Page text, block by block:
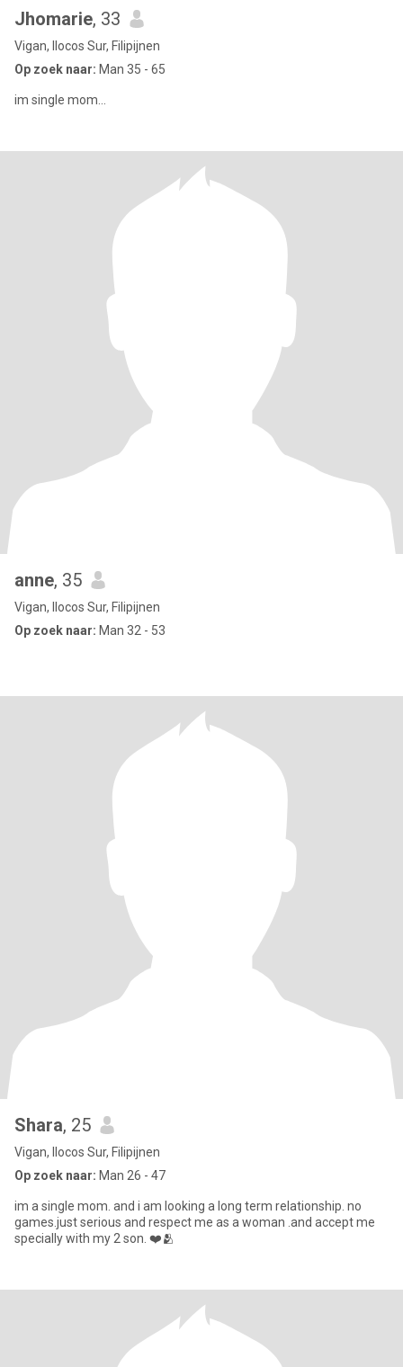
Jhomarie, 33
Vigan, Ilocos Sur, Filipijnen
Op zoek naar: Man 35 - 65
im single mom...
anne, 35
Vigan, Ilocos Sur, Filipijnen
Op zoek naar: Man 32 - 53
Shara, 25
Vigan, Ilocos Sur, Filipijnen
Op zoek naar: Man 26 - 47
im a single mom. and i am looking a long term relationship. no
games.just serious and respect me as a woman .and accept me
specially with my 2 son. ❤️🫂